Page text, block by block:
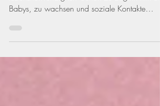
Wusstest du, dass Körperkontakt
lebensnotwendig ist? Schon zu Beginn hilft er